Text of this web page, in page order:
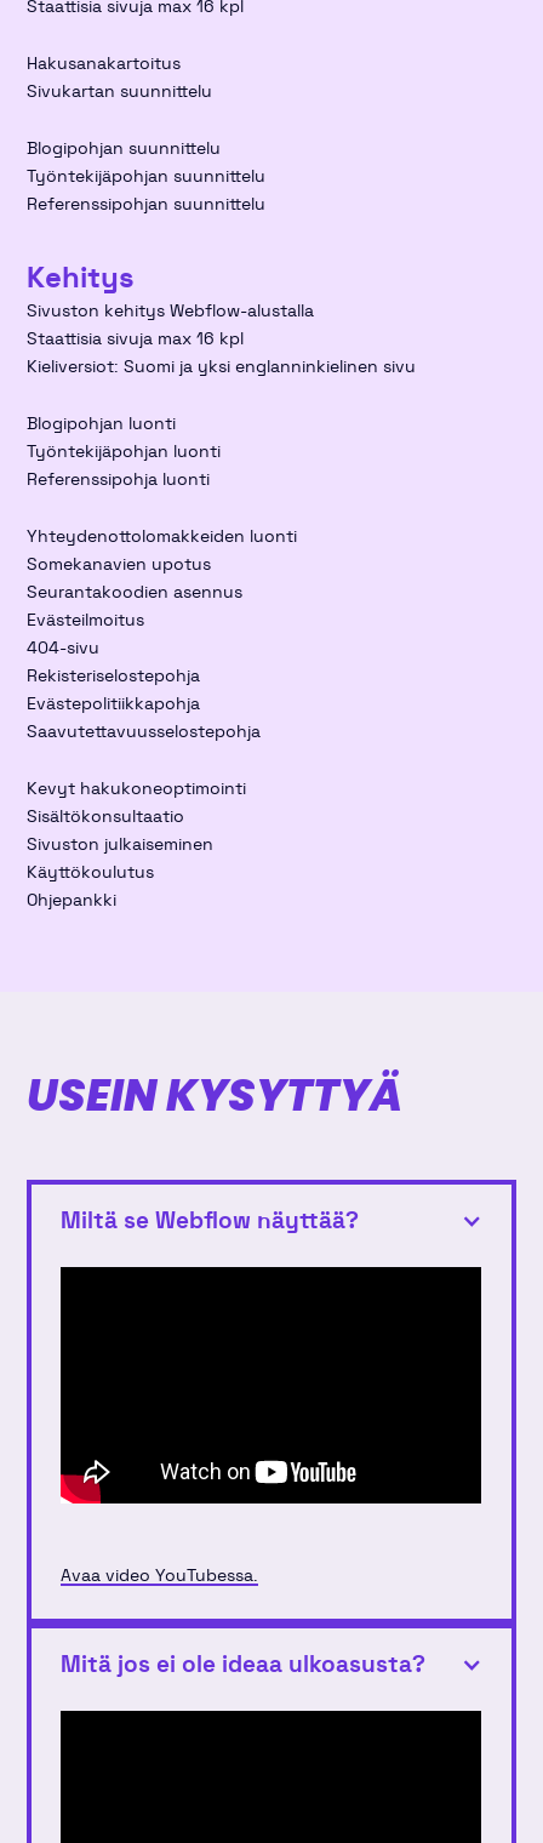
Staattisia sivuja max 16 kpl
Hakusanakartoitus
Sivukartan suunnittelu
Blogipohjan suunnittelu
Työntekijäpohjan suunnittelu
Referenssipohjan suunnittelu
Kehitys
Sivuston kehitys Webflow-alustalla
Staattisia sivuja max 16 kpl
Kieliversiot: Suomi ja yksi englanninkielinen sivu
Blogipohjan luonti
Työntekijäpohjan luonti
Referenssipohja luonti
Yhteydenottolomakkeiden luonti
Somekanavien upotus
Seurantakoodien asennus
Evästeilmoitus
404-sivu
Rekisteriselostepohja
Evästepolitiikkapohja
Saavutettavuusselostepohja
Kevyt hakukoneoptimointi
Sisältökonsultaatio
Sivuston julkaiseminen
Käyttökoulutus
Ohjepankki
USEIN KYSYTTYÄ
Miltä se Webflow näyttää?
Avaa video YouTubessa.
Mitä jos ei ole ideaa ulkoasusta?